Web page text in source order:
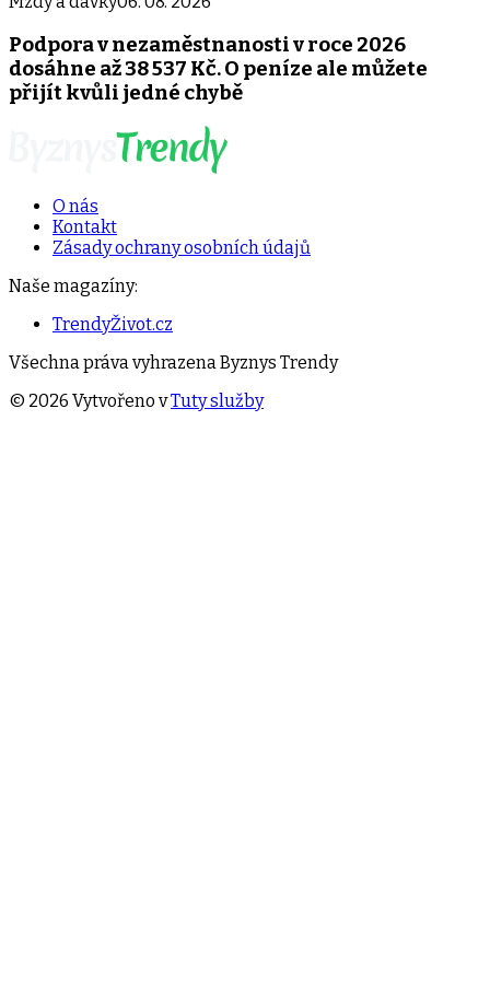
Podpora v nezaměstnanosti v roce 2026
dosáhne až 38 537 Kč. O peníze ale můžete
přijít kvůli jedné chybě
O nás
Kontakt
Zásady ochrany osobních údajů
Naše magazíny:
TrendyŽivot.cz
Všechna práva vyhrazena Byznys Trendy
© 2026 Vytvořeno vTuty služby